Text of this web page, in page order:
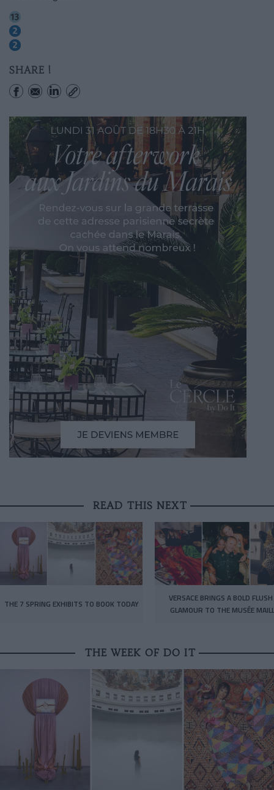
SHARE !
READ THIS NEXT
THE 7 SPRING EXHIBITS TO BOOK TODAY
VERSACE BRINGS A BOLD
GLAMOUR TO THE MUSÉE
THE WEEK OF DO IT